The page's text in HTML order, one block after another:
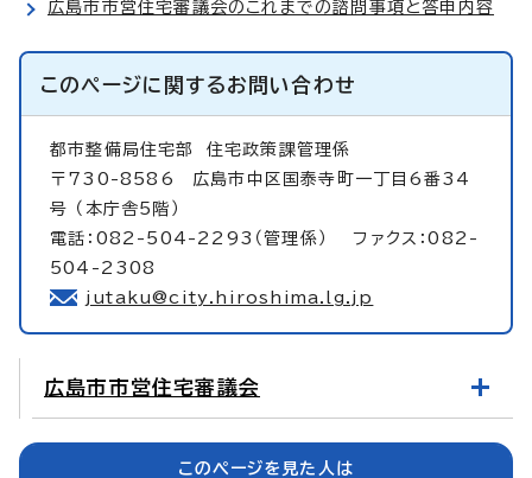
広島市市営住宅審議会のこれまでの諮問事項と答申内容
このページに関するお問い合わせ
都市整備局住宅部 住宅政策課管理係
〒730-8586 広島市中区国泰寺町一丁目6番34
号 （本庁舎5階）
電話：082-504-2293（管理係） ファクス：082-
504-2308
jutaku@city.hiroshima.lg.jp
広島市市営住宅審議会
このページを見た人は